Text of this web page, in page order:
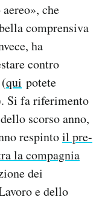
che
comprensiva
ha
contro
qui potete
Si fa riferimento
scorso anno,
respintoil pre-
la compagnia
dei
e dello